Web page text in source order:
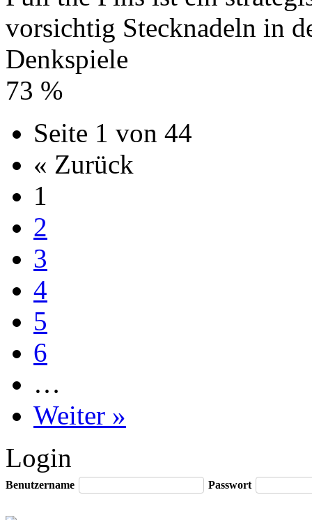
vorsichtig Stecknadeln in
Denkspiele
73 %
Seite 1 von 44
« Zurück
1
2
3
4
5
6
…
Weiter »
Login
Benutzername Passwort